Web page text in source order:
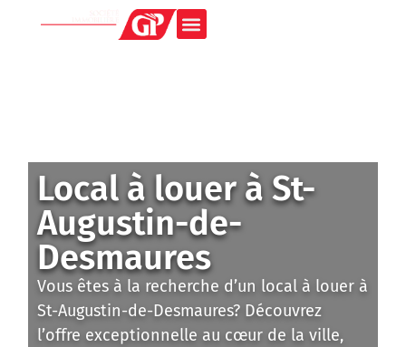
Local à louer à St-
Augustin-de-
Desmaures
Vous êtes à la recherche d’un local à louer à
St-Augustin-de-Desmaures? Découvrez
l’offre exceptionnelle au cœur de la ville,